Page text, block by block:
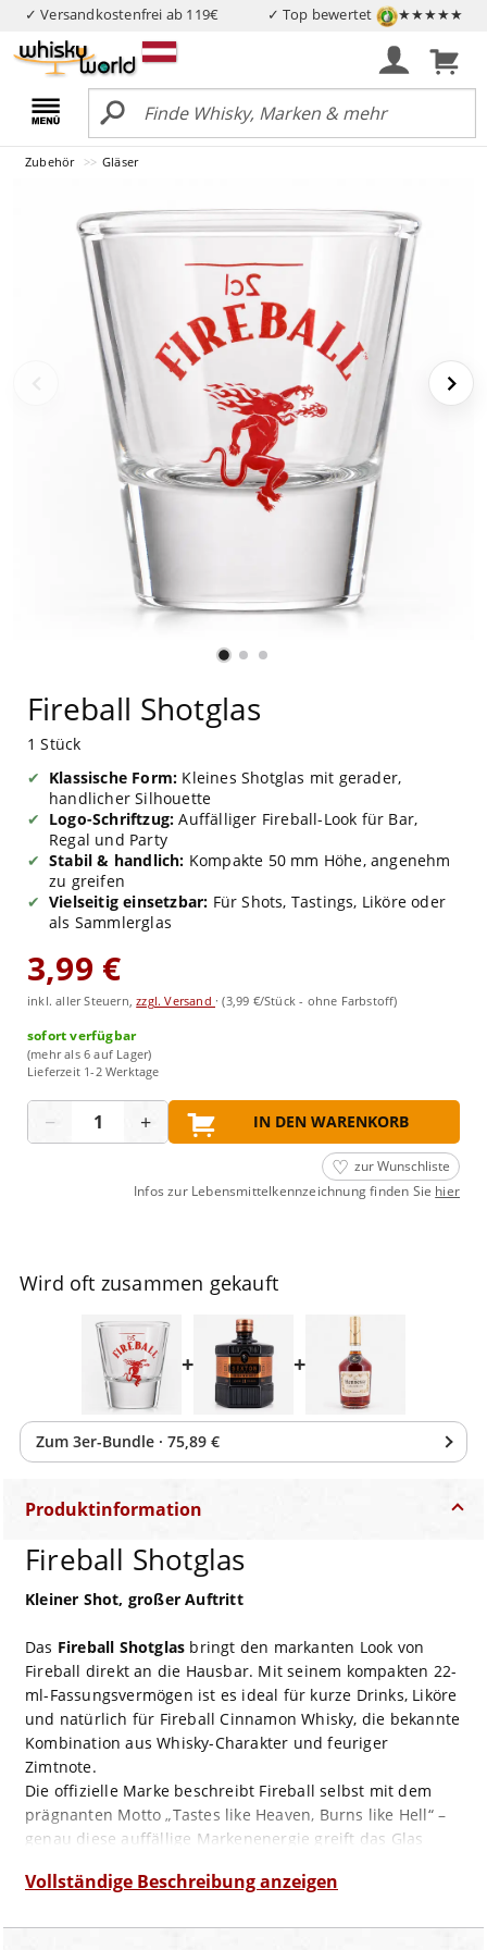
✓ Versandkostenfrei ab 119€ ✓ Top bewertet ★★★★★
Zubehör Gläser
Fireball Shotglas
1 Stück
Klassische Form: Kleines Shotglas mit gerader,
handlicher Silhouette
Logo-Schriftzug: Auffälliger Fireball-Look für Bar,
Regal und Party
Stabil & handlich: Kompakte 50 mm Höhe, angenehm
zu greifen
Vielseitig einsetzbar: Für Shots, Tastings, Liköre oder
als Sammlerglas
3,99 €
inkl. aller Steuern,zzgl. Versand ·(3,99 €/Stück - ohne Farbstoff)
sofort verfügbar
(mehr als 6 auf Lager)
Lieferzeit 1-2 Werktage
− + IN DEN WARENKORB
zur Wunschliste
Infos zur Lebensmittelkennzeichnung finden Sie hier
Wird oft zusammen gekauft
+ +
Zum 3er-Bundle · 75,89 €
Produktinformation
Fireball Shotglas
Kleiner Shot, großer Auftritt
Das Fireball Shotglas bringt den markanten Look von
Fireball direkt an die Hausbar. Mit seinem kompakten 22-
ml-Fassungsvermögen ist es ideal für kurze Drinks, Liköre
und natürlich für Fireball Cinnamon Whisky, die bekannte
Kombination aus Whisky-Charakter und feuriger
Zimtnote.
Die offizielle Marke beschreibt Fireball selbst mit dem
prägnanten Motto „Tastes like Heaven, Burns like Hell“ –
genau diese auffällige Markenenergie greift das Glas
Pflegehinweis:Zur Schonung des Dekors wird
Vollständige Beschreibung anzeigen